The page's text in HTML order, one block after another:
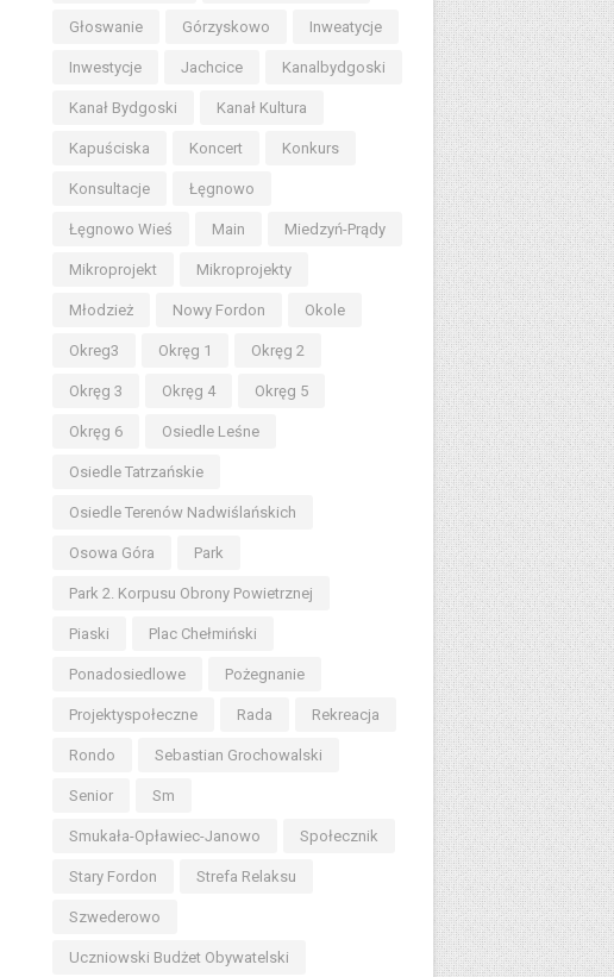
Głoswanie Górzyskowo Inweatycje
Inwestycje Jachcice Kanalbydgoski
Kanał Bydgoski Kanał Kultura
Kapuściska Koncert Konkurs
Konsultacje Łęgnowo
Łęgnowo Wieś Main Miedzyń-Prądy
Mikroprojekt Mikroprojekty
Młodzież Nowy Fordon Okole
Okreg3 Okręg 1 Okręg 2
Okręg 3 Okręg 4 Okręg 5
Okręg 6 Osiedle Leśne
Osiedle Tatrzańskie
Osiedle Terenów Nadwiślańskich
Osowa Góra Park
Park 2. Korpusu Obrony Powietrznej
Piaski Plac Chełmiński
Ponadosiedlowe Pożegnanie
Projektyspołeczne Rada Rekreacja
Rondo Sebastian Grochowalski
Senior Sm
Smukała-Opławiec-Janowo Społecznik
Stary Fordon Strefa Relaksu
Szwederowo
Uczniowski Budżet Obywatelski